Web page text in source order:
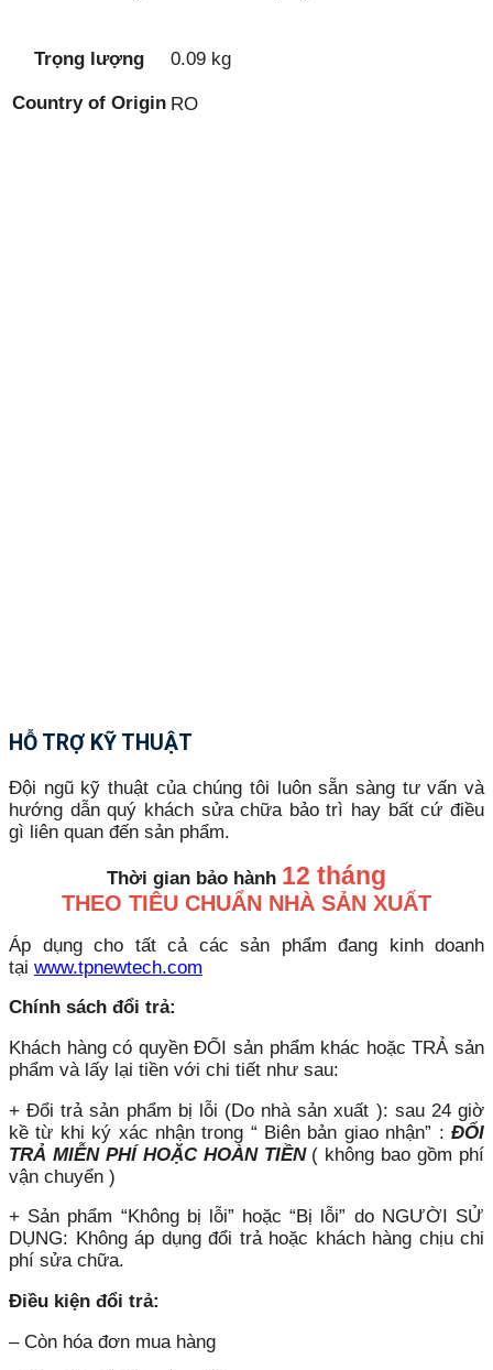
Trọng lượng 0.09 kg
Country of Origin RO
HỖ TRỢ KỸ THUẬT
Đội ngũ kỹ thuật của chúng tôi luôn sẵn sàng tư vấn và
hướng dẫn quý khách sửa chữa bảo trì hay bất cứ điều
gì liên quan đến sản phẩm.
Thời gian bảo hành 12 tháng
THEO TIÊU CHUẨN NHÀ SẢN XUẤT
Áp dụng cho tất cả các sản phẩm đang kinh doanh
tại www.tpnewtech.com
Chính sách đổi trả:
Khách hàng có quyền ĐỔI sản phẩm khác hoặc TRẢ sản
phẩm và lấy lại tiền với chi tiết như sau:
+ Đổi trả sản phẩm bị lỗi (Do nhà sản xuất ): sau 24 giờ
kề từ khi ký xác nhận trong “ Biên bản giao nhận” : ĐỔI
TRẢ MIỄN PHÍ HOẶC HOÀN TIỀN( không bao gồm phí
vận chuyển )
+ Sản phẩm “Không bị lỗi” hoặc “Bị lỗi” do NGƯỜI SỬ
DỤNG: Không áp dụng đổi trả hoặc khách hàng chịu chi
phí sửa chữa.
Điều kiện đổi trả:
– Còn hóa đơn mua hàng